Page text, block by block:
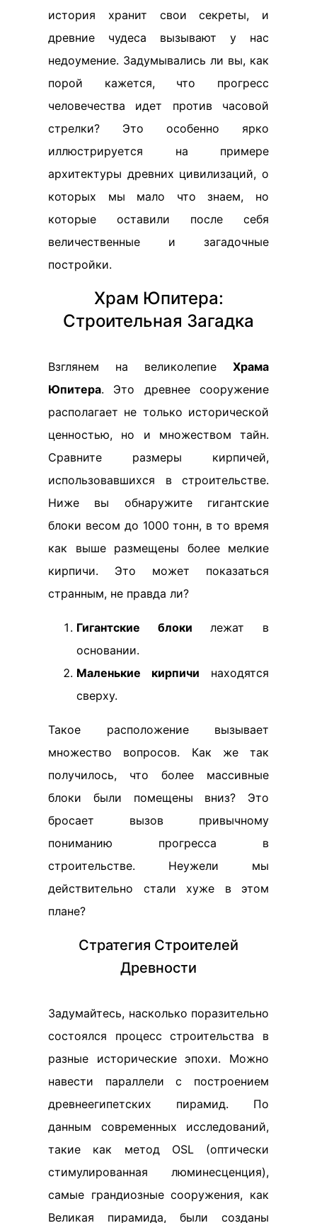
история хранит свои секреты, и
древние чудеса вызывают у нас
недоумение. Задумывались ли вы, как
порой кажется, что прогресс
человечества идет против часовой
стрелки? Это особенно ярко
иллюстрируется на примере
архитектуры древних цивилизаций, о
которых мы мало что знаем, но
которые оставили после себя
величественные и загадочные
постройки.
Храм Юпитера:
Строительная Загадка
Взглянем на великолепие Храма
Юпитера. Это древнее сооружение
располагает не только исторической
ценностью, но и множеством тайн.
Сравните размеры кирпичей,
использовавшихся в строительстве.
Ниже вы обнаружите гигантские
блоки весом до 1000 тонн, в то время
как выше размещены более мелкие
кирпичи. Это может показаться
странным, не правда ли?
Гигантские блоки лежат в
основании.
Маленькие кирпичи находятся
сверху.
Такое расположение вызывает
множество вопросов. Как же так
получилось, что более массивные
блоки были помещены вниз? Это
бросает вызов привычному
пониманию прогресса в
строительстве. Неужели мы
действительно стали хуже в этом
плане?
Стратегия Строителей
Древности
Задумайтесь, насколько поразительно
состоялся процесс строительства в
разные исторические эпохи. Можно
навести параллели с построением
древнеегипетских пирамид. По
данным современных исследований,
такие как метод OSL (оптически
стимулированная люминесценция),
самые грандиозные сооружения, как
Великая пирамида, были созданы